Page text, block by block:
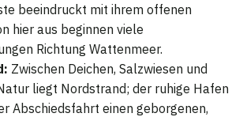
beeindruckt mit ihrem offenen
hier aus beginnen viele
Richtung Wattenmeer.
Zwischen Deichen, Salzwiesen und
liegt Nordstrand; der ruhige Hafen
Abschiedsfahrt einen geborgenen,